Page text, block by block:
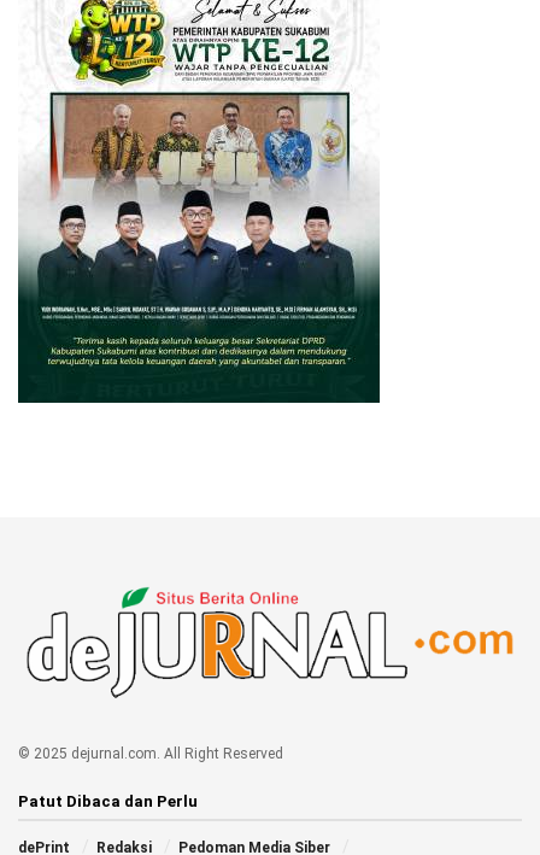
© 2025 dejurnal.com. All Right Reserved
Patut Dibaca dan Perlu
dePrint Redaksi Pedoman Media Siber